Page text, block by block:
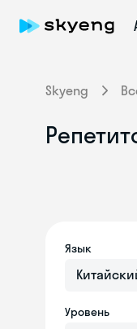
Skyeng
Язык
Уровень